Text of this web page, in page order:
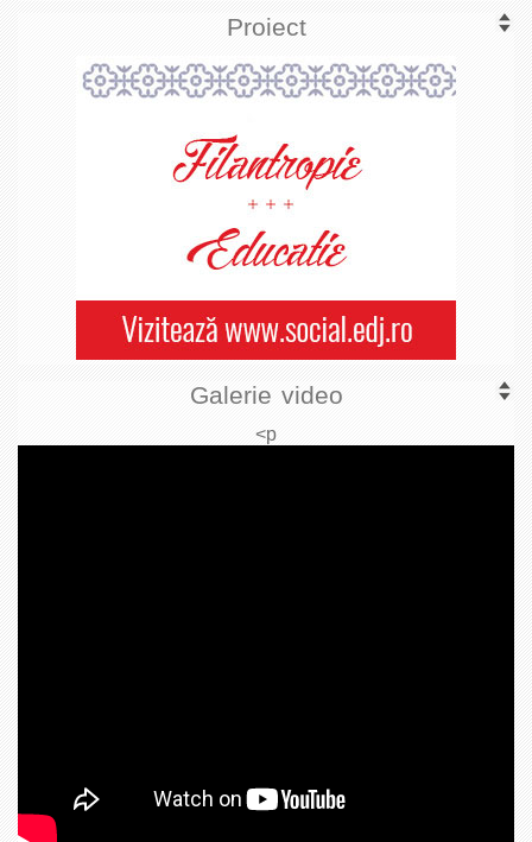
Proiect
Galerie video
<p